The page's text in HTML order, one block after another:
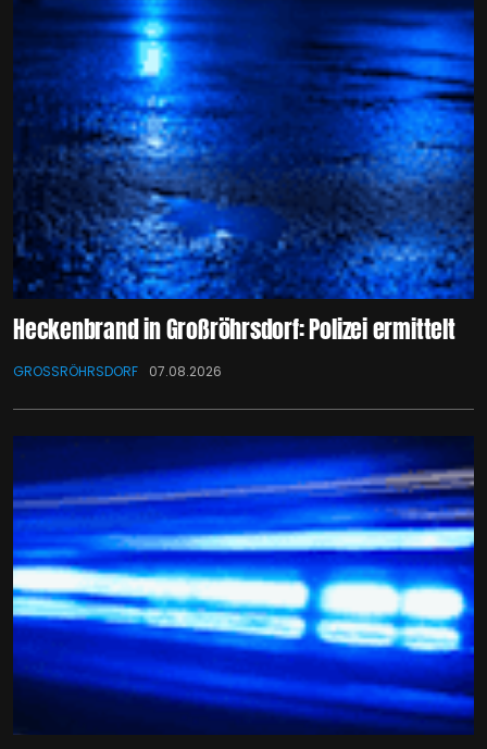
Heckenbrand in Großröhrsdorf: Polizei ermittelt
GROSSRÖHRSDORF 07.08.2026